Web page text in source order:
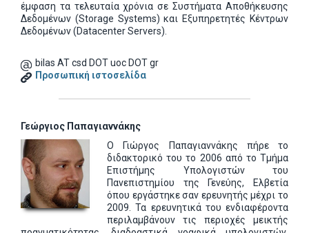
έμφαση τα τελευταία χρόνια σε Συστήματα Αποθήκευσης
Δεδομένων (Storage Systems) και Εξυπηρετητές Κέντρων
Δεδομένων (Datacenter Servers).
bilas AT csd DOT uoc DOT gr
Προσωπική ιστοσελίδα
Γεώργιος Παπαγιαννάκης
Ο Γιώργος Παπαγιαννάκης πήρε το
διδακτορικό του το 2006 από το Τμήμα
Επιστήμης Υπολογιστών του
Πανεπιστημίου της Γενεύης, Ελβετία
όπου εργάστηκε σαν ερευνητής μέχρι το
2009. Τα ερευνητικά του ενδιαφέροντα
περιλαμβάνουν τις περιοχές μεικτής